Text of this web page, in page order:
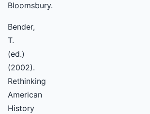
Bloomsbury.
Bender,
T.
(ed.)
(2002).
Rethinking
American
History